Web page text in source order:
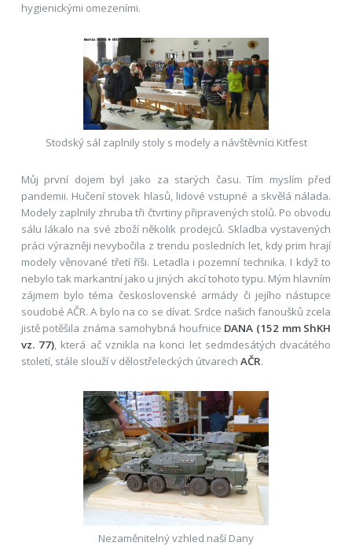
hygienickými omezeními.
Stodský sál zaplnily stoly s modely a návštěvníci Kitfest
Můj první dojem byl jako za starých času. Tím myslím před
pandemii. Hučení stovek hlasů, lidové vstupné a skvělá nálada.
Modely zaplnily zhruba tři čtvrtiny připravených stolů. Po obvodu
sálu lákalo na své zboží několik prodejců. Skladba vystavených
práci výrazněji nevybočila z trendu posledních let, kdy prim hrají
modely věnované třetí říši. Letadla i pozemní technika. I když to
nebylo tak markantní jako u jiných akcí tohoto typu. Mým hlavním
zájmem bylo téma československé armády či jejího nástupce
soudobé AČR. A bylo na co se dívat. Srdce našich fanoušků zcela
jistě potěšila známa samohybná houfnice DANA (152 mm ShKH
vz. 77), která ač vznikla na konci let sedmdesátých dvacátého
století, stále slouží v dělostřeleckých útvarech AČR.
Nezaměnitelný vzhled naší Dany